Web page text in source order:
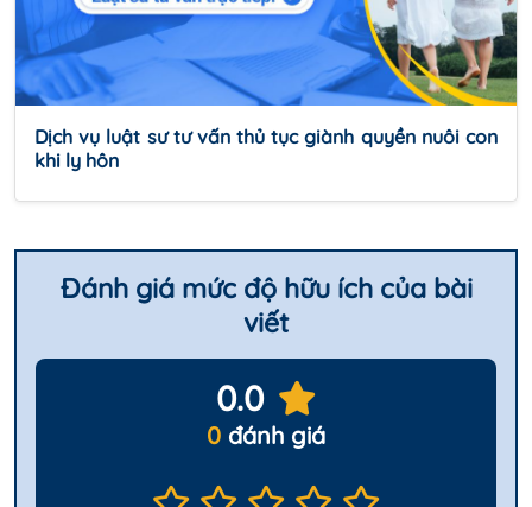
Dịch vụ luật sư tư vấn thủ tục giành quyền nuôi con
khi ly hôn
Đánh giá mức độ hữu ích của bài
viết
0.0
0 đánh giá